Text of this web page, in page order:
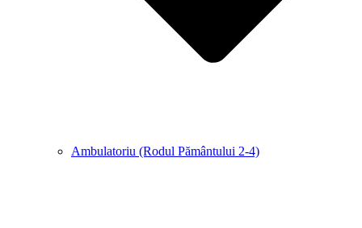
Ambulatoriu (Rodul Pământului 2-4)